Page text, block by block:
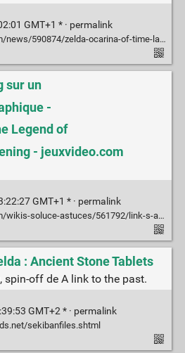
GMT+1 * · permalink
of-time-la-foret-kokiri-et-l-arbre-mojo-recrees-sous-unreal-engine-4.htm
sur un
-
Legend of
- jeuxvideo.com
GMT+1 * · permalink
561792/link-s-awakening-sur-un-nouveau-moteur-graphique.htm
: Ancient Stone Tablets
spin-off de A link to the past.
GMT+2 * · permalink
sekibanfiles.shtml